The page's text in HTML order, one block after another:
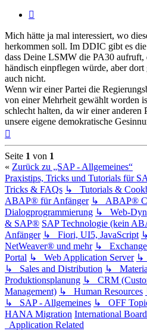
Mich hätte ja mal interessiert, wo
herkommen soll. Im DDIC gibt es
dass Deine LSMW die PA30 aufruft,
händisch einpflegen würde, aber dort
auch nicht.
Wenn wir einer Partei die
von einer Mehrheit gewählt worden
schlecht halten, da wir einer anderen
unsere eigene demokratische
Seite 1 von 1
« Zurück zu „SAP - Allgemeines“
Praxistips, Tricks und Tutorials für
Tricks & FAQs ↳ Tutorials &
ABAP® für Anfänger ↳ ABAP®
Dialogprogrammierung ↳ Web-
& SAP® SAP Technologie (kein
Anfänger ↳ Fiori, UI5, JavaScript
NetWeaver® und mehr ↳ Exchange
Portal ↳ Web Application Server ↳
↳ Sales and Distribution ↳
Produktionsplanung ↳ CRM
Management) ↳ Human Resources
↳ SAP - Allgemeines ↳ OFF
HANA Migration International
Application Related